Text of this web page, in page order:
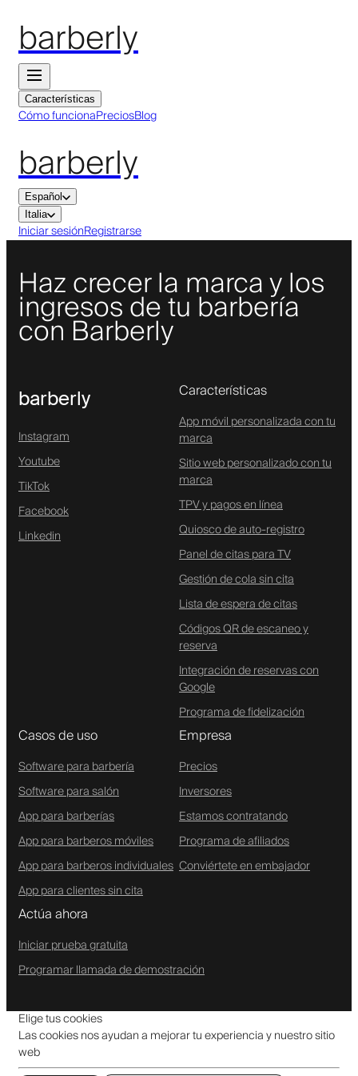
barberly
Características
Cómo funcionaPreciosBlog
barberly
Español
Italia
Iniciar sesiónRegistrarse
Haz crecer la marca y los
ingresos de tu barbería
con Barberly
barberly
Instagram
Youtube
TikTok
Facebook
Linkedin
Características
App móvil personalizada con tu
marca
Sitio web personalizado con tu
marca
TPV y pagos en línea
Quiosco de auto-registro
Panel de citas para TV
Gestión de cola sin cita
Lista de espera de citas
Códigos QR de escaneo y
reserva
Integración de reservas con
Google
Programa de fidelización
Casos de uso
Software para barbería
Software para salón
App para barberías
App para barberos móviles
App para barberos individuales
App para clientes sin cita
Empresa
Precios
Inversores
Estamos contratando
Programa de afiliados
Conviértete en embajador
Actúa ahora
Iniciar prueba gratuita
Programar llamada de demostración
Elige tus cookies
Las cookies nos ayudan a mejorar tu experiencia y nuestro sitio
web